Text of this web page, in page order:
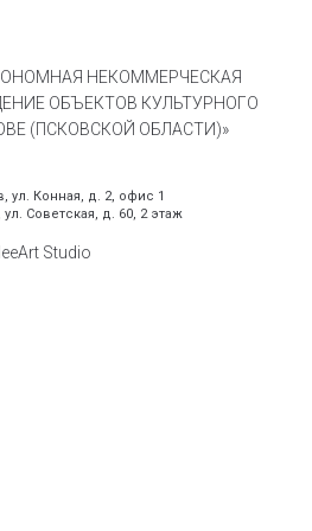
НЕКОММЕРЧЕСКАЯ
ОБЪЕКТОВ КУЛЬТУРНОГО
(ПСКОВСКОЙ ОБЛАСТИ)»
ул. Конная, д. 2, офис 1
Советская, д. 60, 2 этаж
Studio